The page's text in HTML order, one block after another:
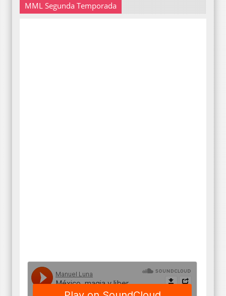
MML Segunda Temporada